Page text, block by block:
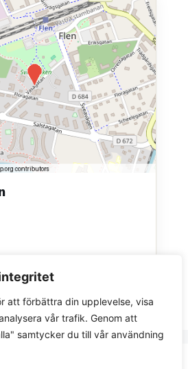
att förbättra din upplevelse, visa
vår trafik. Genom att
samtycker du till vår användning